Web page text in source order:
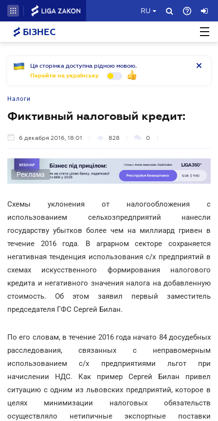
RU
БІЗНЕС
Ця сторінка доступна рідною мовою.
Перейти на українську
Налоги
Фиктивный налоговый кредит:
6 декабря 2016, 18:01 828 0
Реклама
Схемы уклонения от налогообложения с
использованием сельхозпредприятий нанесли
государству убытков более чем на миллиард гривен в
течение 2016 года. В аграрном секторе сохраняется
негативная тенденция использования с/х предприятий в
схемах искусственного формирования налогового
кредита и негативного значения налога на добавленную
стоимость. Об этом заявил первый заместитель
председателя ГФС Сергей Билан.
По его словам, в течение 2016 года начато 84 досудебных
расследования, связанных с неправомерным
использованием с/х предприятиями льгот при
начислении НДС. Как пример Сергей Билан привел
ситуацию с одним из львовских предприятий, которое в
целях минимизации налоговых обязательств
осуществляло нетипичные экспортные поставки